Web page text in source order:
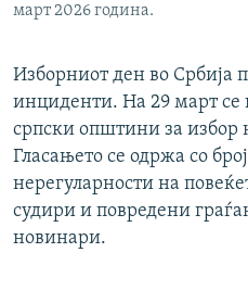
март 2026 година.
Изборниот ден во Србија
инциденти. На 29 март се
српски општини за избор
Гласањето се одржа со
нерегуларности на
судири и повредени
новинари.